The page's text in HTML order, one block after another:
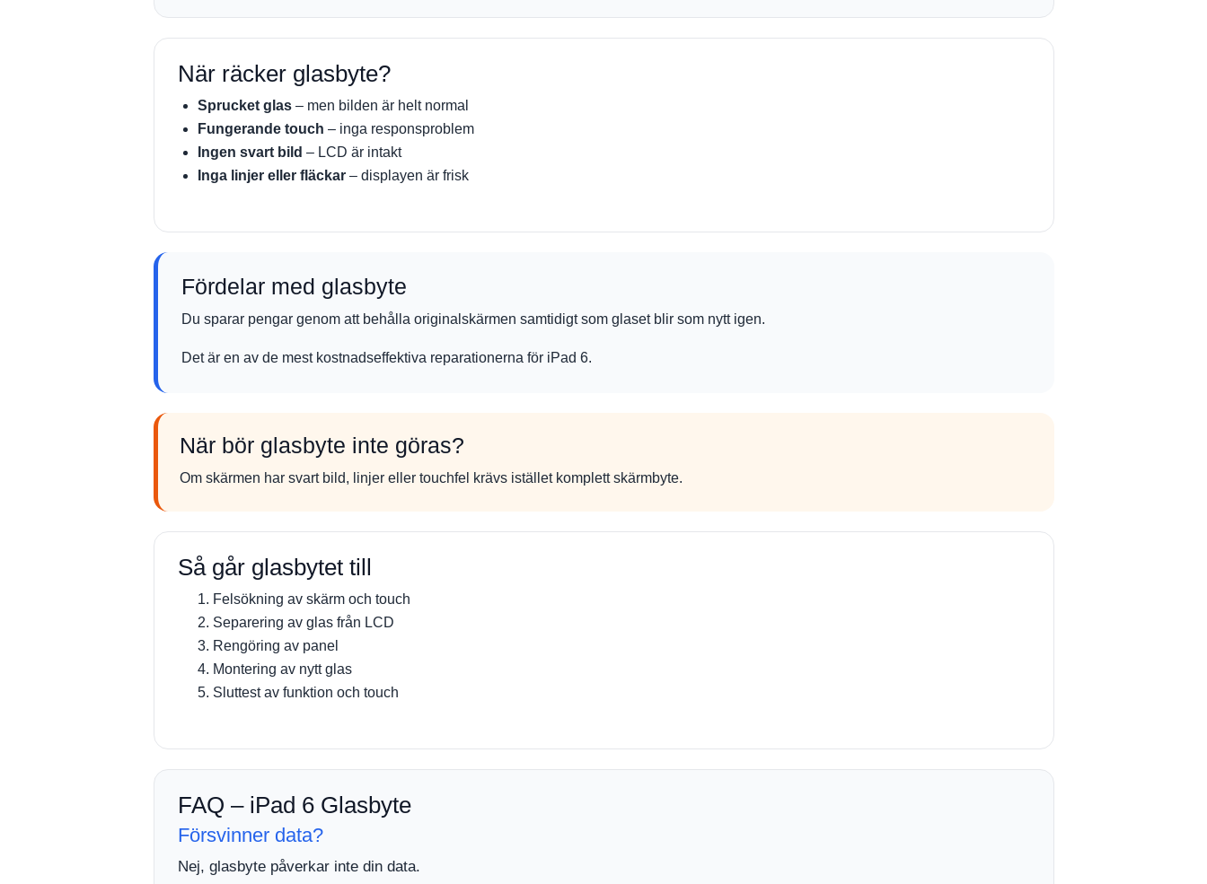
När räcker glasbyte?
Sprucket glas – men bilden är helt normal
Fungerande touch – inga responsproblem
Ingen svart bild – LCD är intakt
Inga linjer eller fläckar – displayen är frisk
Fördelar med glasbyte
Du sparar pengar genom att behålla originalskärmen samtidigt som glaset blir som nytt igen.
Det är en av de mest kostnadseffektiva reparationerna för iPad 6.
När bör glasbyte inte göras?
Om skärmen har svart bild, linjer eller touchfel krävs istället komplett skärmbyte.
Så går glasbytet till
Felsökning av skärm och touch
Separering av glas från LCD
Rengöring av panel
Montering av nytt glas
Sluttest av funktion och touch
FAQ – iPad 6 Glasbyte
Försvinner data?
Nej, glasbyte påverkar inte din data.